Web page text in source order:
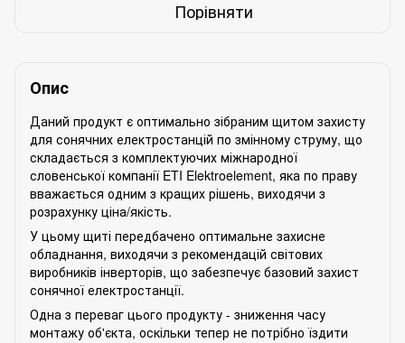
Порівняти
Опис
Даний продукт є оптимально зібраним щитом захисту
для сонячних електростанцій по змінному струму, що
складається з комплектуючих міжнародної
словенської компанії ETI Elektroelement, яка по праву
вважається одним з кращих рішень, виходячи з
розрахунку ціна/якість.
У цьому щиті передбачено оптимальне захисне
обладнання, виходячи з рекомендацій світових
виробників інверторів, що забезпечує базовий захист
сонячної електростанції.
Одна з переваг цього продукту - зниження часу
монтажу об'єкта, оскільки тепер не потрібно їздити